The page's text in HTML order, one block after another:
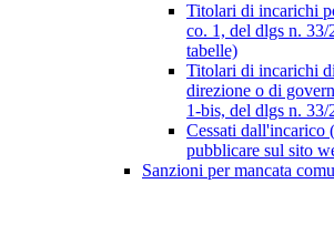
Titolari di incarichi
co. 1, del dlgs n.
tabelle)
Titolari di incarichi
direzione o di
1-bis, del dlgs n. 33/
Cessati dall'incarico
pubblicare sul sito
Sanzioni per mancata